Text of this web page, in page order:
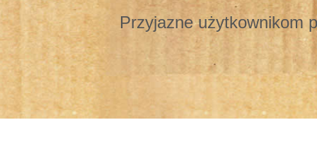
Przyjazne użytkownikom